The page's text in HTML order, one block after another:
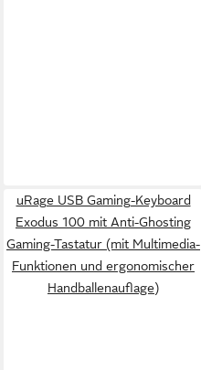
uRage USB Gaming-Keyboard
Exodus 100 mit Anti-Ghosting
Gaming-Tastatur (mit Multimedia-
Funktionen und ergonomischer
Handballenauflage)